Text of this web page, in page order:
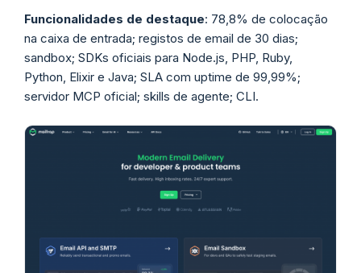
Funcionalidades de destaque: 78,8% de colocação
na caixa de entrada; registos de email de 30 dias;
sandbox; SDKs oficiais para Node.js, PHP, Ruby,
Python, Elixir e Java; SLA com uptime de 99,99%;
servidor MCP oficial; skills de agente; CLI.